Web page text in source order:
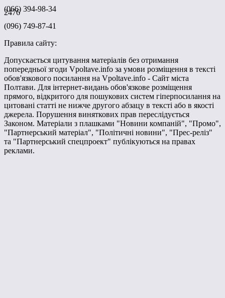
2476
(066) 394-98-34
(096) 749-87-41
Правила сайту:
Допускається цитування матеріалів без отримання
попередньої згоди Vpoltave.info за умови розміщення в тексті
обов'язкового посилання на Vpoltave.info - Сайт міста
Полтави. Для інтернет-видань обов'язкове розміщення
прямого, відкритого для пошукових систем гіперпосилання на
цитовані статті не нижче другого абзацу в тексті або в якості
джерела. Порушення виняткових прав переслідується
Законом. Матеріали з плашками "Новини компаній", "Промо",
"Партнерський матеріал", "Політичні новини", "Прес-реліз"
та "Партнерський спецпроект" публікуються на правах
реклами.